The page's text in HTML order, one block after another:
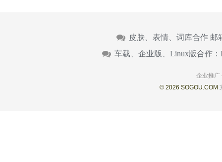
皮肤、表情、词库合作 邮
车载、企业版、Linux版合作：
企业推广
© 2026 SOGOU.COM